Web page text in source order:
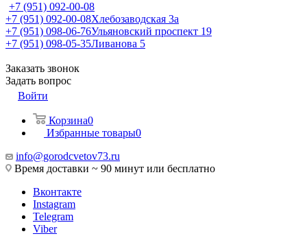
+7 (951) 092-00-08
+7 (951) 092-00-08Хлебозаводская 3а
+7 (951) 098-06-76Ульяновский проспект 19
+7 (951) 098-05-35Ливанова 5
Заказать звонок
Задать вопрос
Войти
Корзина0
Избранные товары0
info@gorodcvetov73.ru
Время доставки ~ 90 минут или бесплатно
Вконтакте
Instagram
Telegram
Viber